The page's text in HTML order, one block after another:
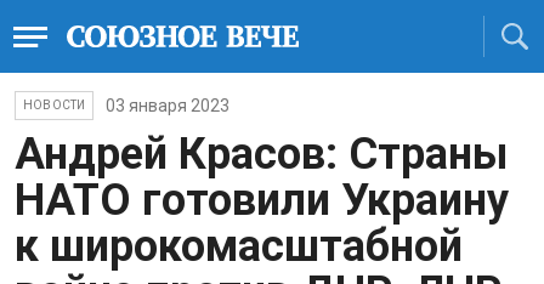
НОВОСТИ 03 января 2023
Андрей Красов: Страны
НАТО готовили Украину
к широкомасштабной